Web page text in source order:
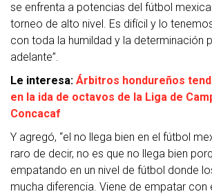
se enfrenta a potencias del fútbol
torneo de alto nivel. Es difícil y lo
con toda la humildad y la determinación
adelante”.
Le interesa: Árbitros hondureños
en la ida de octavos de la Liga de
Concacaf
Y agregó, “el no llega bien en el fútbol
raro de decir, no es que no llega bien
empatando en un nivel de fútbol donde
mucha diferencia. Viene de empatar con